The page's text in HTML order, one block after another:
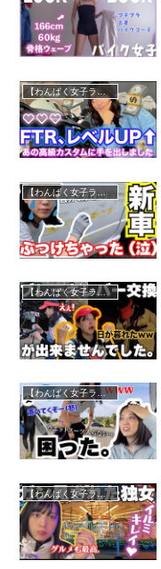
【わんぱく女子ライダー】瑠衣チャンネル
【わんぱく女子ライダー】瑠衣チャンネル
【わんぱく女子ライダー】瑠衣チャンネル
【わんぱく女子ライダー】瑠衣チャンネル
【わんぱく女子ライダー】瑠衣チャンネル